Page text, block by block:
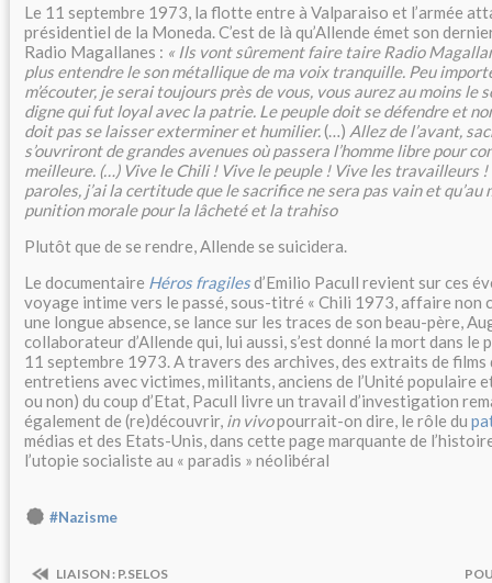
Le 11 septembre 1973, la flotte entre à Valparaiso et l’armée
présidentiel de la Moneda. C’est de là qu’Allende émet son
Radio Magallanes : « Ils vont sûrement faire taire Radio
plus entendre le son métallique de ma voix tranquille. Peu
m’écouter, je serai toujours près de vous, vous aurez au moins le
digne qui fut loyal avec la patrie. Le peuple doit se défendre et
doit pas se laisser exterminer et humilier.(…) Allez de l’avant,
s’ouvriront de grandes avenues où passera l’homme libre pour
meilleure. (…) Vive le Chili ! Vive le peuple ! Vive les travailleurs !
paroles, j’ai la certitude que le sacrifice ne sera pas vain et qu’au
punition morale pour la lâcheté et la trahiso
Plutôt que de se rendre, Allende se suicidera.
Le documentaire Héros fragilesd’Emilio Pacull revient sur ces
voyage intime vers le passé, sous-titré « Chili 1973, affaire non
une longue absence, se lance sur les traces de son beau-père,
collaborateur d’Allende qui, lui aussi, s’est donné la mort dans le
11 septembre 1973. A travers des archives, des extraits de films
entretiens avec victimes, militants, anciens de l’Unité populaire
ou non) du coup d’Etat, Pacull livre un travail d’investigation
également de (re)découvrir, in vivopourrait-on dire, le rôle du
médias et des Etats-Unis, dans cette page marquante de
l’utopie socialiste au « paradis » néolibéral
#Nazisme
LIAISON : P.SELOS